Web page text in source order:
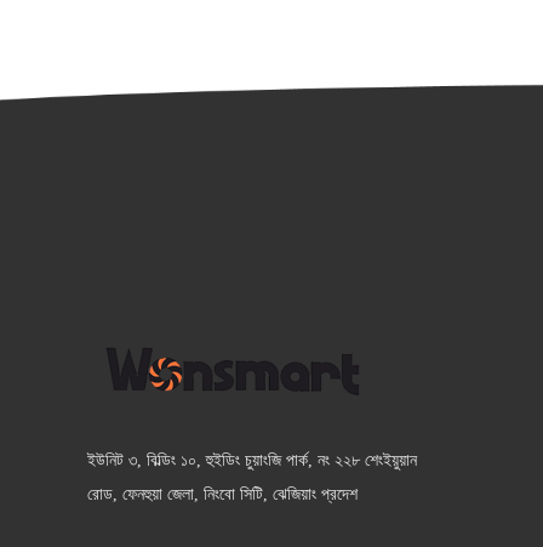
ইউনিট ৩, বিল্ডিং ১০, হুইডিং চুয়াংজি পার্ক, নং ২২৮ শেংইয়ুয়ান
রোড, ফেনহুয়া জেলা, নিংবো সিটি, ঝেজিয়াং প্রদেশ